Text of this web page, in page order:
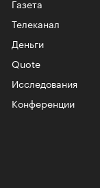
Газета
Телеканал
Деньги
Quote
Исследования
Конференции